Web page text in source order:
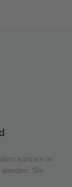
können in
Sie